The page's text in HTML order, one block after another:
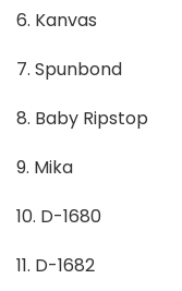
6. Kanvas
7. Spunbond
8. Baby Ripstop
9. Mika
10. D-1680
11. D-1682